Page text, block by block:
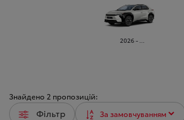
2026 - ...
Знайдено 2 пропозицій:
Фільтр